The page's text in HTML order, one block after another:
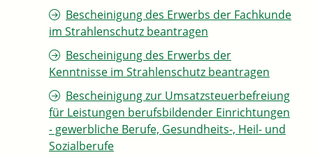
Bescheinigung des Erwerbs der Fachkunde
im Strahlenschutz beantragen
Bescheinigung des Erwerbs der
Kenntnisse im Strahlenschutz beantragen
Bescheinigung zur Umsatzsteuerbefreiung
für Leistungen berufsbildender Einrichtungen
- gewerbliche Berufe, Gesundheits-, Heil- und
Sozialberufe